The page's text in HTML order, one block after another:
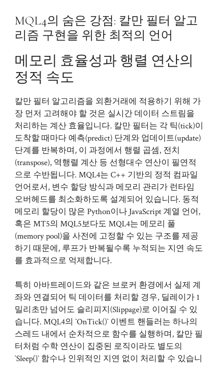
MQL4의 숨은 강점: 칼만 필터 알고
리즘 구현을 위한 최적의 언어
메모리 효율성과 행렬 연산의
정적 속도
칼만 필터 알고리즘을 외환거래에 적용하기 위해 가
장 먼저 고려해야 할 것은 실시간 데이터 스트림을
처리하는 계산 효율입니다. 칼만 필터는 각 틱(tick)이
도착할 때마다 예측(predict) 단계와 업데이트(update)
단계를 반복하며, 이 과정에서 행렬 곱셈, 전치
(transpose), 역행렬 계산 등 선형대수 연산이 필연적
으로 수반됩니다. MQL4는 C++ 기반의 정적 컴파일
언어로서, 변수 할당 방식과 메모리 관리가 런타임
오버헤드를 최소화하도록 설계되어 있습니다. 동적
메모리 할당이 많은 Python이나 JavaScript 계열 언어,
혹은 MT5의 MQL5보다도 MQL4는 메모리 풀
(memory pool)을 사전에 고정할 수 있는 구조를 제공
하기 때문에, 루프가 반복될수록 누적되는 지연 속도
를 효과적으로 억제합니다.
특히 아바트레이드와 같은 브로커 환경에서 실제 계
좌와 연결되어 틱 데이터를 처리할 경우, 딜레이가 1
밀리초만 넘어도 슬리피지(Slippage)로 이어질 수 있
습니다. MQL4의 `OnTick()` 이벤트 핸들러는 하나의
스레드 내에서 순차적으로 함수를 실행하며, 칼만 필
터처럼 수학 연산이 집중된 로직이라도 별도의
`Sleep()` 함수나 인위적인 지연 없이 처리할 수 있습니